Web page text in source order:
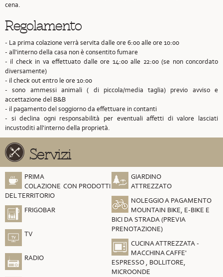
cena.
Regolamento
- La prima colazione verrà servita dalle ore 6:00 alle ore 10:00
- all'interno della casa non è consentito fumare
- il check in va effettuato dalle ore 14:00 alle 22:00 (se non concordato
diversamente)
- il check out entro le ore 10:00
- sono ammessi animali ( di piccola/media taglia) previo avviso e
accettazione del B&B
- il pagamento del soggiorno da effettuare in contanti
- si declina ogni responsabilità per eventuali affetti di valore lasciati
incustoditi all'interno della proprietà.
Servizi
PRIMA
COLAZIONE CON PRODOTTI
DEL TERRITORIO
FRIGOBAR
TV
RADIO
GIARDINO
ATTREZZATO
NOLEGGIO A PAGAMENTO
MOUNTAIN BIKE, E-BIKE E
BICI DA STRADA (PREVIA
PRENOTAZIONE)
CUCINA ATTREZZATA -
MACCHINA CAFFE'
ESPRESSO , BOLLITORE,
MICROONDE